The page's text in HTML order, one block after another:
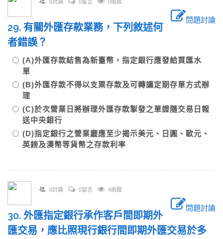
0討論 0留言 0追蹤
問題討論
29. 有關外匯存款業務，下列敘述何
者錯誤？
(A)外匯存款結售為新臺幣，指定銀行應發給買匯水
單
(B)外匯存款不得以支票存款及可轉讓定期存單方式辦
理
(C)於次營業日將辦理外匯存款掣發之單證隨交易日報
送中央銀行
(D)指定銀行之營業廳應至少揭示美元、日圓、歐元、
英鎊及澳幣等貨幣之存款利率
0討論 0留言 4追蹤
問題討論
30. 外匯指定銀行承作客戶間即期外
匯交易，應比照現行銀行間即期外匯交易於多